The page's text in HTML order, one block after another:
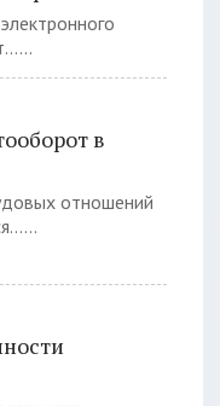
в
отношений